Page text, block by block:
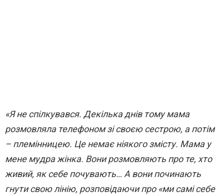
«Я не спілкувався. Декілька днів тому мама
розмовляла телефоном зі своєю сестрою, а потім
– племінницею. Це немає ніякого змісту. Мама у
мене мудра жінка. Вони розмовляють про те, хто
живий, як себе почувають… А вони починають
гнути свою лінію, розповідаючи про «ми самі себе